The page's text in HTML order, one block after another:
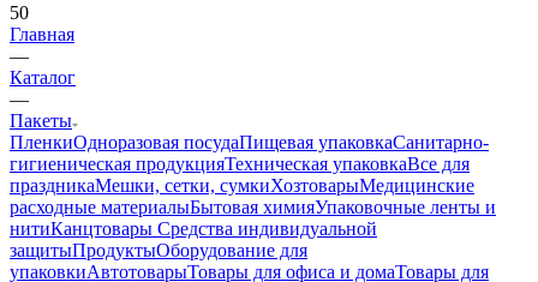
50
Главная
—
Каталог
—
Пакеты
ПленкиОдноразовая посудаПищевая упаковкаСанитарно-
гигиеническая продукцияТехническая упаковкаВсе для
праздникаМешки, сетки, сумкиХозтоварыМедицинские
расходные материалыБытовая химияУпаковочные ленты и
нитиКанцтовары Средства индивидуальной
защитыПродуктыОборудование для
упаковкиАвтотоварыТовары для офиса и домаТовары для